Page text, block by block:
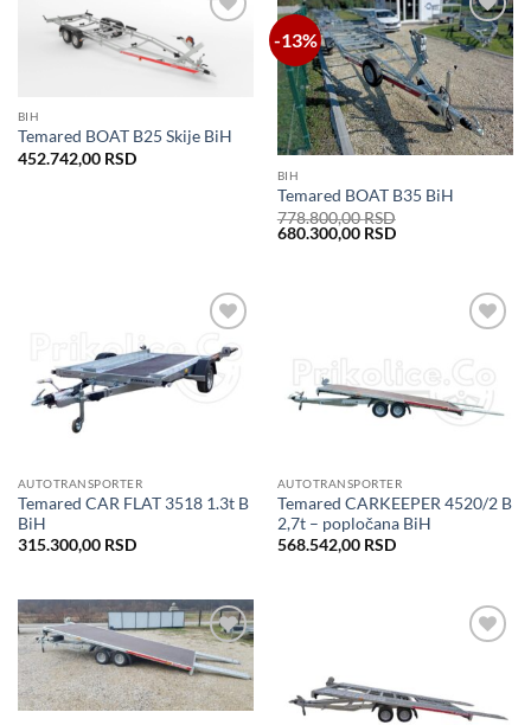
u listu
želja
BIH
Temared BOAT B25 Skije BiH
452.742,00 RSD
-13%
Dodaj
u listu
želja
BIH
Temared BOAT B35 BiH
778.800,00RSD
Original
680.300,00 RSDCurrent
Dodaj
u listu
želja
AUTOTRANSPORTER
Temared CAR FLAT 3518 1.3t B
BiH
315.300,00 RSD
AUTOTRANSPORTER
Temared CARKEEPER 4520/2 B
2,7t – popločana BiH
568.542,00 RSD
Dodaj
u listu
želja